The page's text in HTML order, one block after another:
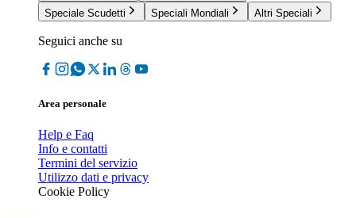
Speciale Scudetti
Speciali Mondiali Altri Speciali
Seguici anche su
Area personale
Help e Faq
Info e contatti
Termini del servizio
Utilizzo dati e privacy
Cookie Policy